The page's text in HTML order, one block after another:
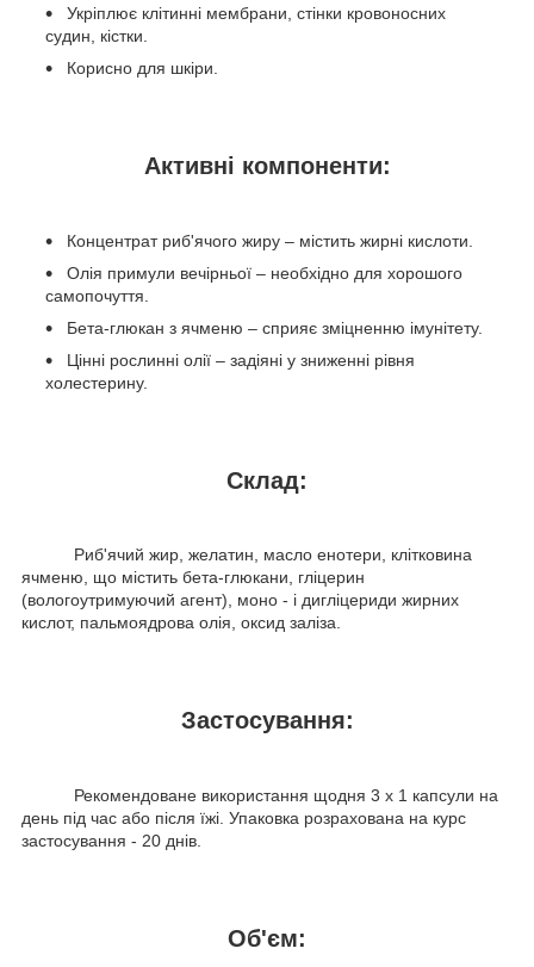
Укріплює клітинні мембрани, стінки кровоносних
судин, кістки.
Корисно для шкіри.
Активні компоненти:
Концентрат риб'ячого жиру – містить жирні кислоти.
Олія примули вечірньої – необхідно для хорошого
самопочуття.
Бета-глюкан з ячменю – сприяє зміцненню імунітету.
Цінні рослинні олії – задіяні у зниженні рівня
холестерину.
Склад:
Риб'ячий жир, желатин, масло енотери, клітковина
ячменю, що містить бета-глюкани, гліцерин
(вологоутримуючий агент), моно - і дигліцериди жирних
кислот, пальмоядрова олія, оксид заліза.
Застосування:
Рекомендоване використання щодня 3 x 1 капсули на
день під час або після їжі. Упаковка розрахована на курс
застосування - 20 днів.
Об'єм: